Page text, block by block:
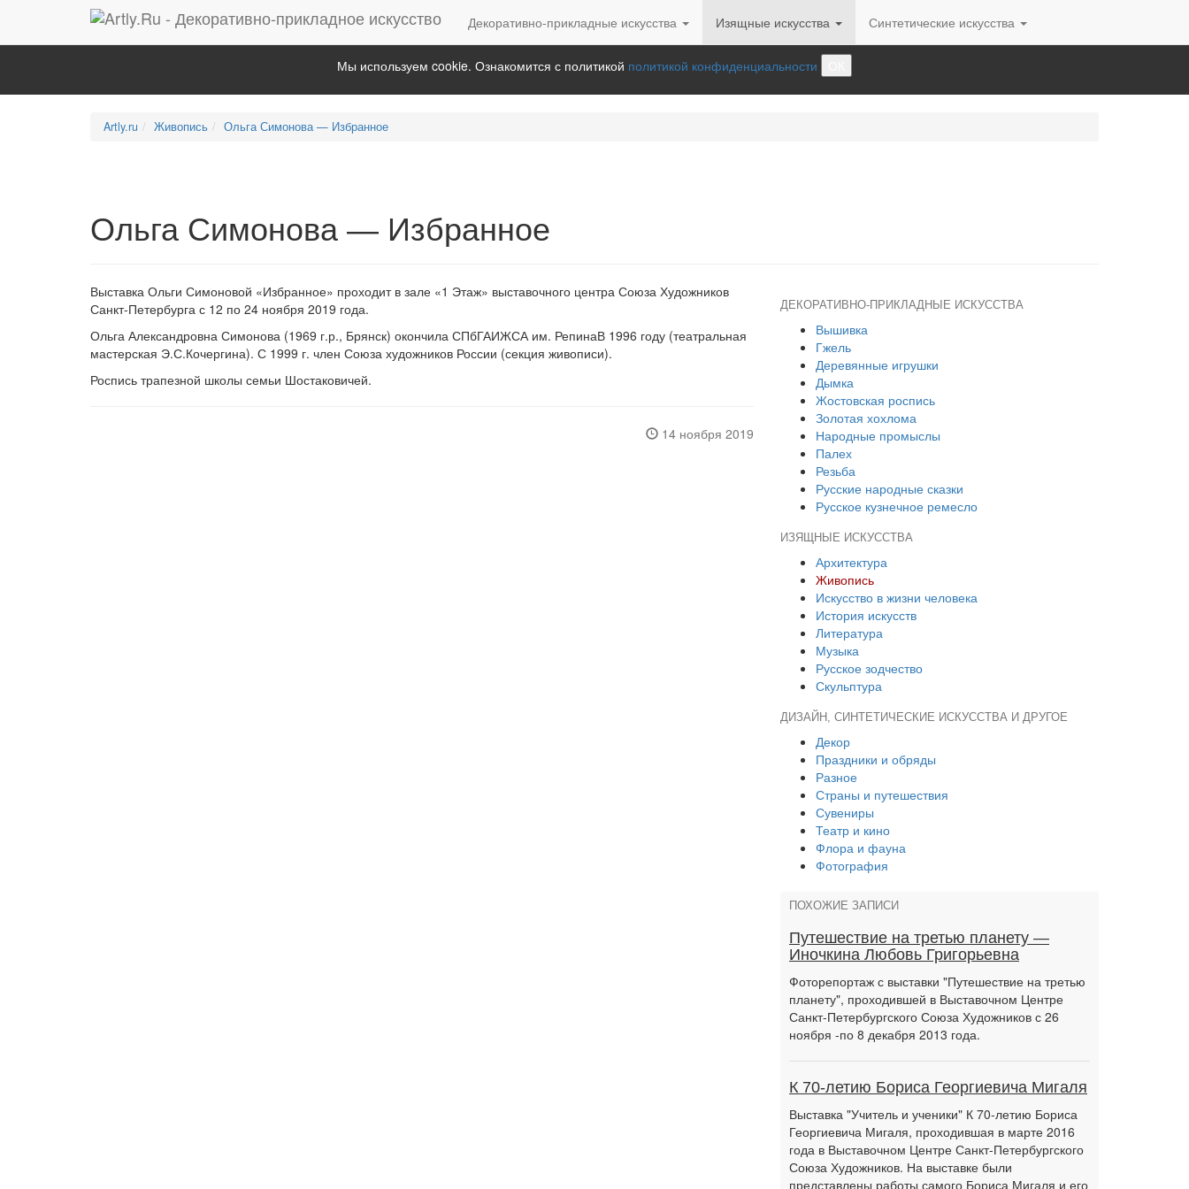
Декоративно-прикладные искусства Изящные искусства Синтетические искусства
Мы используем cookie. Ознакомится с политикой политикой конфиденциальности
Artly.ru Живопись Ольга Симонова — Избранное
Ольга Симонова — Избранное
Выставка Ольги Симоновой «Избранное» проходит в зале «1 Этаж» выставочного центра Союза Художников
Санкт-Петербурга с 12 по 24 ноября 2019 года.
Ольга Александровна Симонова (1969 г.р., Брянск) окончила СПбГАИЖСА им. РепинаВ 1996 году (театральная
мастерская Э.С.Кочергина). С 1999 г. член Союза художников России (секция живописи).
Роспись трапезной школы семьи Шостаковичей.
14 ноября 2019
ДЕКОРАТИВНО-ПРИКЛАДНЫЕ ИСКУССТВА
Вышивка
Гжель
Деревянные игрушки
Дымка
Жостовская роспись
Золотая хохлома
Народные промыслы
Палех
Резьба
Русские народные сказки
Русское кузнечное ремесло
ИЗЯЩНЫЕ ИСКУССТВА
Архитектура
Живопись
Искусство в жизни человека
История искусств
Литература
Музыка
Русское зодчество
Скульптура
ДИЗАЙН, СИНТЕТИЧЕСКИЕ ИСКУССТВА И ДРУГОЕ
Декор
Праздники и обряды
Разное
Страны и путешествия
Сувениры
Театр и кино
Флора и фауна
Фотография
ПОХОЖИЕ ЗАПИСИ
Путешествие на третью планету —
Иночкина Любовь Григорьевна
Фоторепортаж с выставки "Путешествие на третью
планету", проходившей в Выставочном Центре
Санкт-Петербургского Союза Художников с 26
ноября -по 8 декабря 2013 года.
К 70-летию Бориса Георгиевича Мигаля
Выставка "Учитель и ученики" К 70-летию Бориса
Георгиевича Мигаля, проходившая в марте 2016
года в Выставочном Центре Санкт-Петербургского
Союза Художников. На выставке были
представлены работы самого Бориса Мигаля и его